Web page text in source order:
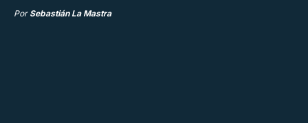
Por Sebastián La Mastra